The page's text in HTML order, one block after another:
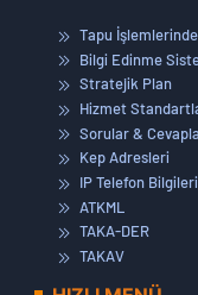
Tapu
Bilgi Edinme
Stratejik Plan
Hizmet
Sorular &
Kep Adresleri
IP Telefon Bilgileri
ATKML
TAKA-DER
TAKAV